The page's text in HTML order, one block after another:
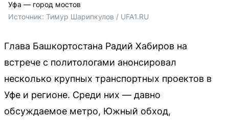
Уфа — город мостов
Источник: Тимур Шарипкулов / UFA1.RU
Глава Башкортостана Радий Хабиров на
встрече с политологами анонсировал
несколько крупных транспортных проектов в
Уфе и регионе. Среди них — давно
обсуждаемое метро, Южный обход,